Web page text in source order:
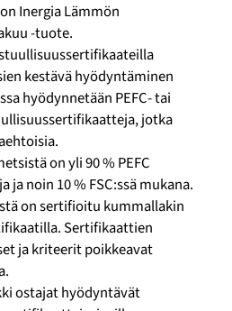
Inergia Lämmön
-tuote.
kestävä hyödyntäminen
hyödynnetään PEFC- tai
jotka
on yli 90 % PEFC
ja noin 10 % FSC:ssä mukana.
on sertifioitu kummallakin
Sertifikaattien
ja kriteerit poikkeavat
ostajat hyödyntävät